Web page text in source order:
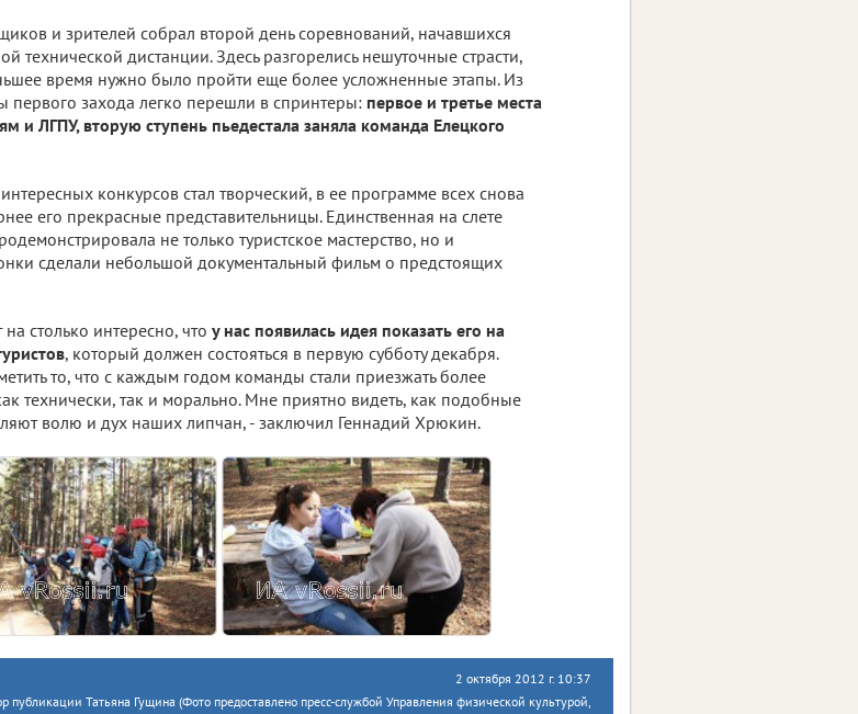
и зрителей собрал второй день соревнований, начавшихся
технической дистанции. Здесь разгорелись нешуточные страсти,
время нужно было пройти еще более усложненные этапы. Из
первого захода легко перешли в спринтеры: первое и третье места
и ЛГПУ, вторую ступень пьедестала заняла команда Елецкого
конкурсов стал творческий, в ее программе всех снова
его прекрасные представительницы. Единственная на слете
не только туристское мастерство, но и
сделали небольшой документальный фильм о предстоящих
столько интересно, что у нас появилась идея показать его на
, который должен состояться в первую субботу декабря.
то, что с каждым годом команды стали приезжать более
технически, так и морально. Мне приятно видеть, как подобные
волю и дух наших липчан, - заключил Геннадий Хрюкин.
2 октября 2012 г. 10:37
публикации Татьяна Гущина (Фото предоставлено пресс-службой Управления физической культурой,